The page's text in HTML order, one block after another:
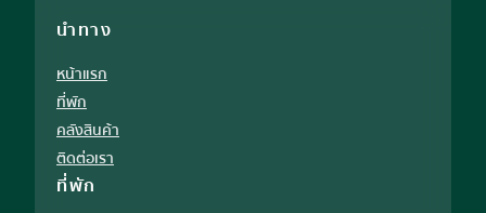
นำทาง
หน้าแรก
ที่พัก
คลังสินค้า
ติดต่อเรา
ที่พัก